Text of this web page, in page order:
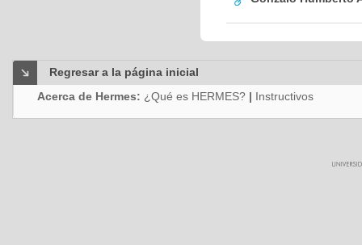
Regresar a la página inicial
Acerca de Hermes: ¿Qué es HERMES? | Instructivos